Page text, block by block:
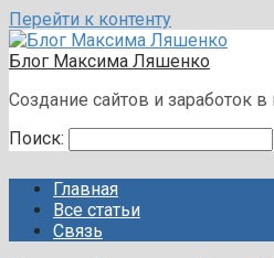
Перейти к контенту
Блог Максима Ляшенко
Создание сайтов и заработок в
Поиск:
Главная
Все статьи
Связь